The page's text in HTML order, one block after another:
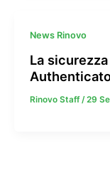
News Rinovo
La
Rinovo Staff /29